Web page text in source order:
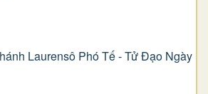
Laurensô Phó Tế - Tử Đạo Ngày